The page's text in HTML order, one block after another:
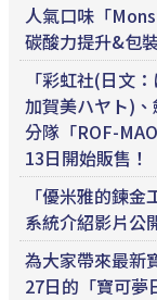
人氣口味「
碳酸力提升&包
「彩虹社(日文
加賀美ハヤト)
分隊「ROF-
13日開始販售！
「優米雅的鍊
系統介紹影片公
為大家帶來最新
27日的「寶可夢